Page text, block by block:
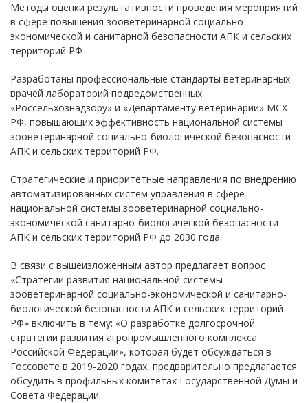
Методы оценки результативности проведения мероприятий
в сфере повышения зооветеринарной социально-
экономической и санитарной безопасности АПК и сельских
территорий РФ
Разработаны профессиональные стандарты ветеринарных
врачей лабораторий подведомственных
«Россельхознадзору» и «Департаменту ветеринарии» МСХ
РФ, повышающих эффективность национальной системы
зооветеринарной социально-биологической безопасности
АПК и сельских территорий РФ.
Стратегические и приоритетные направления по внедрению
автоматизированных систем управления в сфере
национальной системы зооветеринарной социально-
экономической санитарно-биологической безопасности
АПК и сельских территорий РФ до 2030 года.
В связи с вышеизложенным автор предлагает вопрос
«Стратегии развития национальной системы
зооветеринарной социально-экономической и санитарно-
биологической безопасности АПК и сельских территорий
РФ» включить в тему: «О разработке долгосрочной
стратегии развития агропромышленного комплекса
Российской Федерации», которая будет обсуждаться в
Госсовете в 2019-2020 годах, предварительно предлагается
обсудить в профильных комитетах Государственной Думы и
Совета Федерации.